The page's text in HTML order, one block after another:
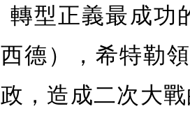
轉型正義最成功
西德），希特勒
政，造成二次大